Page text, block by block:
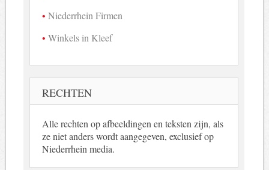
Niederrhein Firmen
Winkels in Kleef
RECHTEN
Alle rechten op afbeeldingen en teksten zijn, als
ze niet anders wordt aangegeven, exclusief op
Niederrhein media.